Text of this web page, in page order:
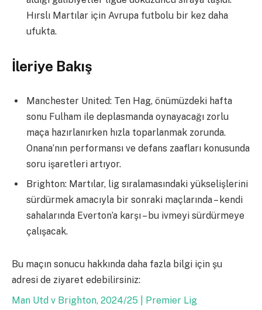
Hırslı Martılar için Avrupa futbolu bir kez daha
ufukta.
İleriye Bakış
Manchester United: Ten Hag, önümüzdeki hafta
sonu Fulham ile deplasmanda oynayacağı zorlu
maça hazırlanırken hızla toparlanmak zorunda.
Onana’nın performansı ve defans zaafları konusunda
soru işaretleri artıyor.
Brighton: Martılar, lig sıralamasındaki yükselişlerini
sürdürmek amacıyla bir sonraki maçlarında – kendi
sahalarında Everton’a karşı – bu ivmeyi sürdürmeye
çalışacak.
Bu maçın sonucu hakkında daha fazla bilgi için şu
adresi de ziyaret edebilirsiniz:
Man Utd v Brighton, 2024/25 | Premier Lig